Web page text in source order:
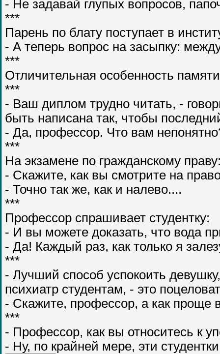
- Не задавай глупых вопросов,
***
Парень по блату поступает в
- А теперь вопрос на засыпку:
***
Отличительная особенность
***
- Ваш диплом трудно читать, -
быть написана так, чтобы
- Да, профессор. Что вам
***
На экзамене по гражданскому
- Скажите, как вы смотрите на
- Точно так же, как и налево....
***
Профессор спрашивает студентку:
- И вы можете доказать, что вода
- Да! Каждый раз, как только я
***
- Лучший способ успокоить
психиатр студентам, - это
- Скажите, профессор, а как проще
***
- Профессор, как вы относитесь к
- Ну, по крайней мере, эти